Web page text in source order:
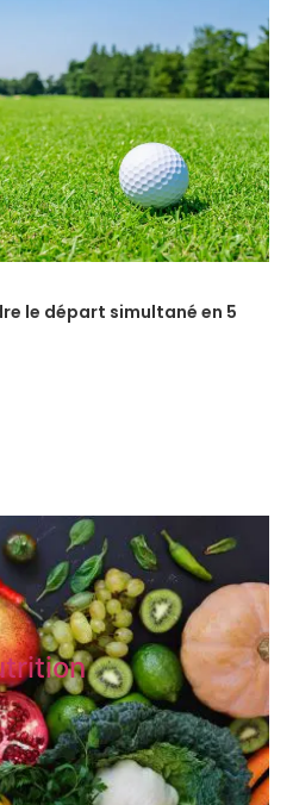
le départ simultané en 5